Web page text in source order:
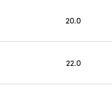
20.0
22.0